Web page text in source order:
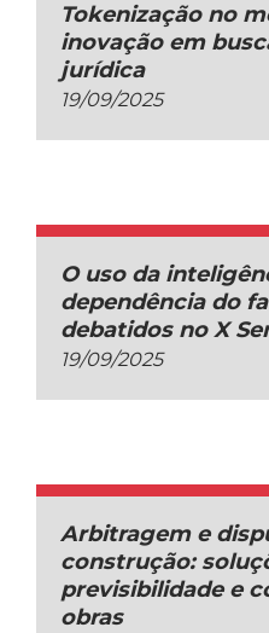
Tokenização no
inovação em
jurídica
19/09/2025
O uso da
dependência do
debatidos no X
19/09/2025
Arbitragem e
construção:
previsibilidade e
obras